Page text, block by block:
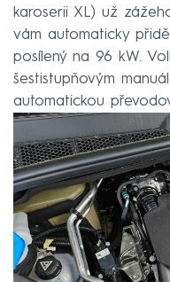
karoserii XL) už
vám automaticky
posílený na 96 kW.
šestistupňovým
automatickou